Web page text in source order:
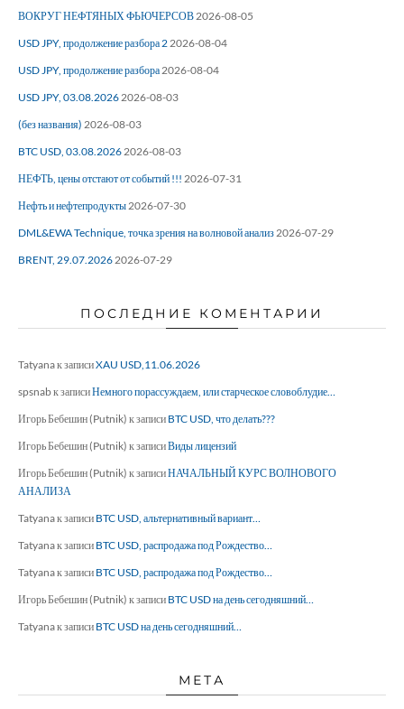
ВОКРУГ НЕФТЯНЫХ ФЬЮЧЕРСОВ 2026-08-05
USD JPY, продолжение разбора 2 2026-08-04
USD JPY, продолжение разбора 2026-08-04
USD JPY, 03.08.2026 2026-08-03
(без названия) 2026-08-03
BTC USD, 03.08.2026 2026-08-03
НЕФТЬ, цены отстают от событий !!! 2026-07-31
Нефть и нефтепродукты 2026-07-30
DML&EWA Technique, точка зрения на волновой анализ 2026-07-29
BRENT, 29.07.2026 2026-07-29
ПОСЛЕДНИЕ КОМЕНТАРИИ
Tatyanaк записиXAU USD,11.06.2026
spsnabк записиНемного порассуждаем, или старческое словоблудие…
Игорь Бебешин (Putnik) к записи BTC USD, что делать???
Игорь Бебешин (Putnik) к записиВиды лицензий
Игорь Бебешин (Putnik) к записиНАЧАЛЬНЫЙ КУРС ВОЛНОВОГО
АНАЛИЗА
Tatyanaк записи BTC USD, альтернативный вариант…
Tatyanaк записи BTC USD, распродажа под Рождество…
Tatyanaк записи BTC USD, распродажа под Рождество…
Игорь Бебешин (Putnik) к записи BTC USD на день сегодняшний…
Tatyanaк записи BTC USD на день сегодняшний…
МЕТА